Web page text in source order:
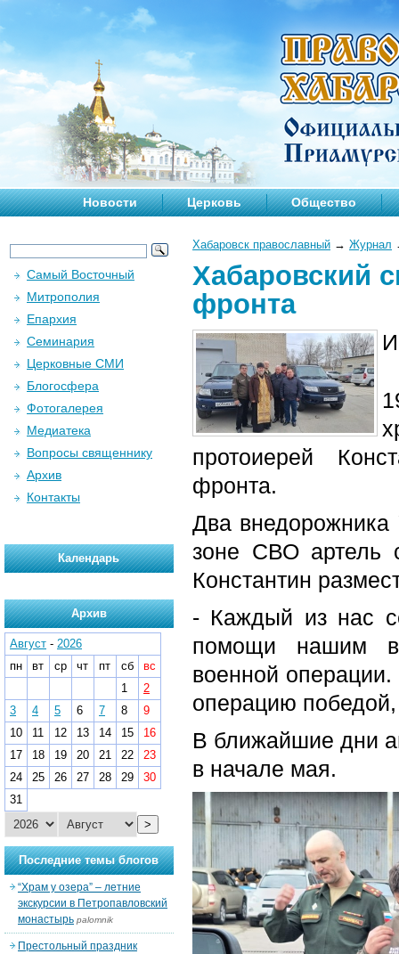
Новости Церковь Общество
Хабаровск православный → Журнал
Хабаровский
фронта
протоиерей
фронта.
Два
зоне СВО артель
Константин
- Каждый из нас
помощи нашим
военной
операцию победой,
В ближайшие дни
в начале мая.
Самый Восточный
Митрополия
Епархия
Семинария
Церковные СМИ
Блогосфера
Фотогалерея
Медиатека
Вопросы священнику
Архив
Контакты
Календарь
Архив
Август - 2026
пн
вт ср чт пт сб
вс
1
2
3
4 5 6 7 8
9
10
11 12 13 14 15
16
17
18 19 20 21 22
23
24
25 26 27 28 29
30
31
>
Последние темы блогов
“Храм у озера” – летние
экскурсии в Петропавловский
монастырь palomnik
Престольный праздник